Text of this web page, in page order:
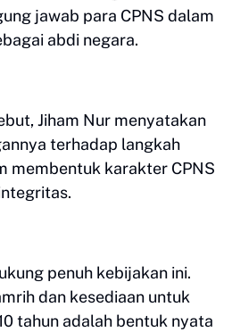
jawab para CPNS dalam
abdi negara.
Jiham Nur menyatakan
terhadap langkah
membentuk karakter CPNS
penuh kebijakan ini.
dan kesediaan untuk
tahun adalah bentuk nyata